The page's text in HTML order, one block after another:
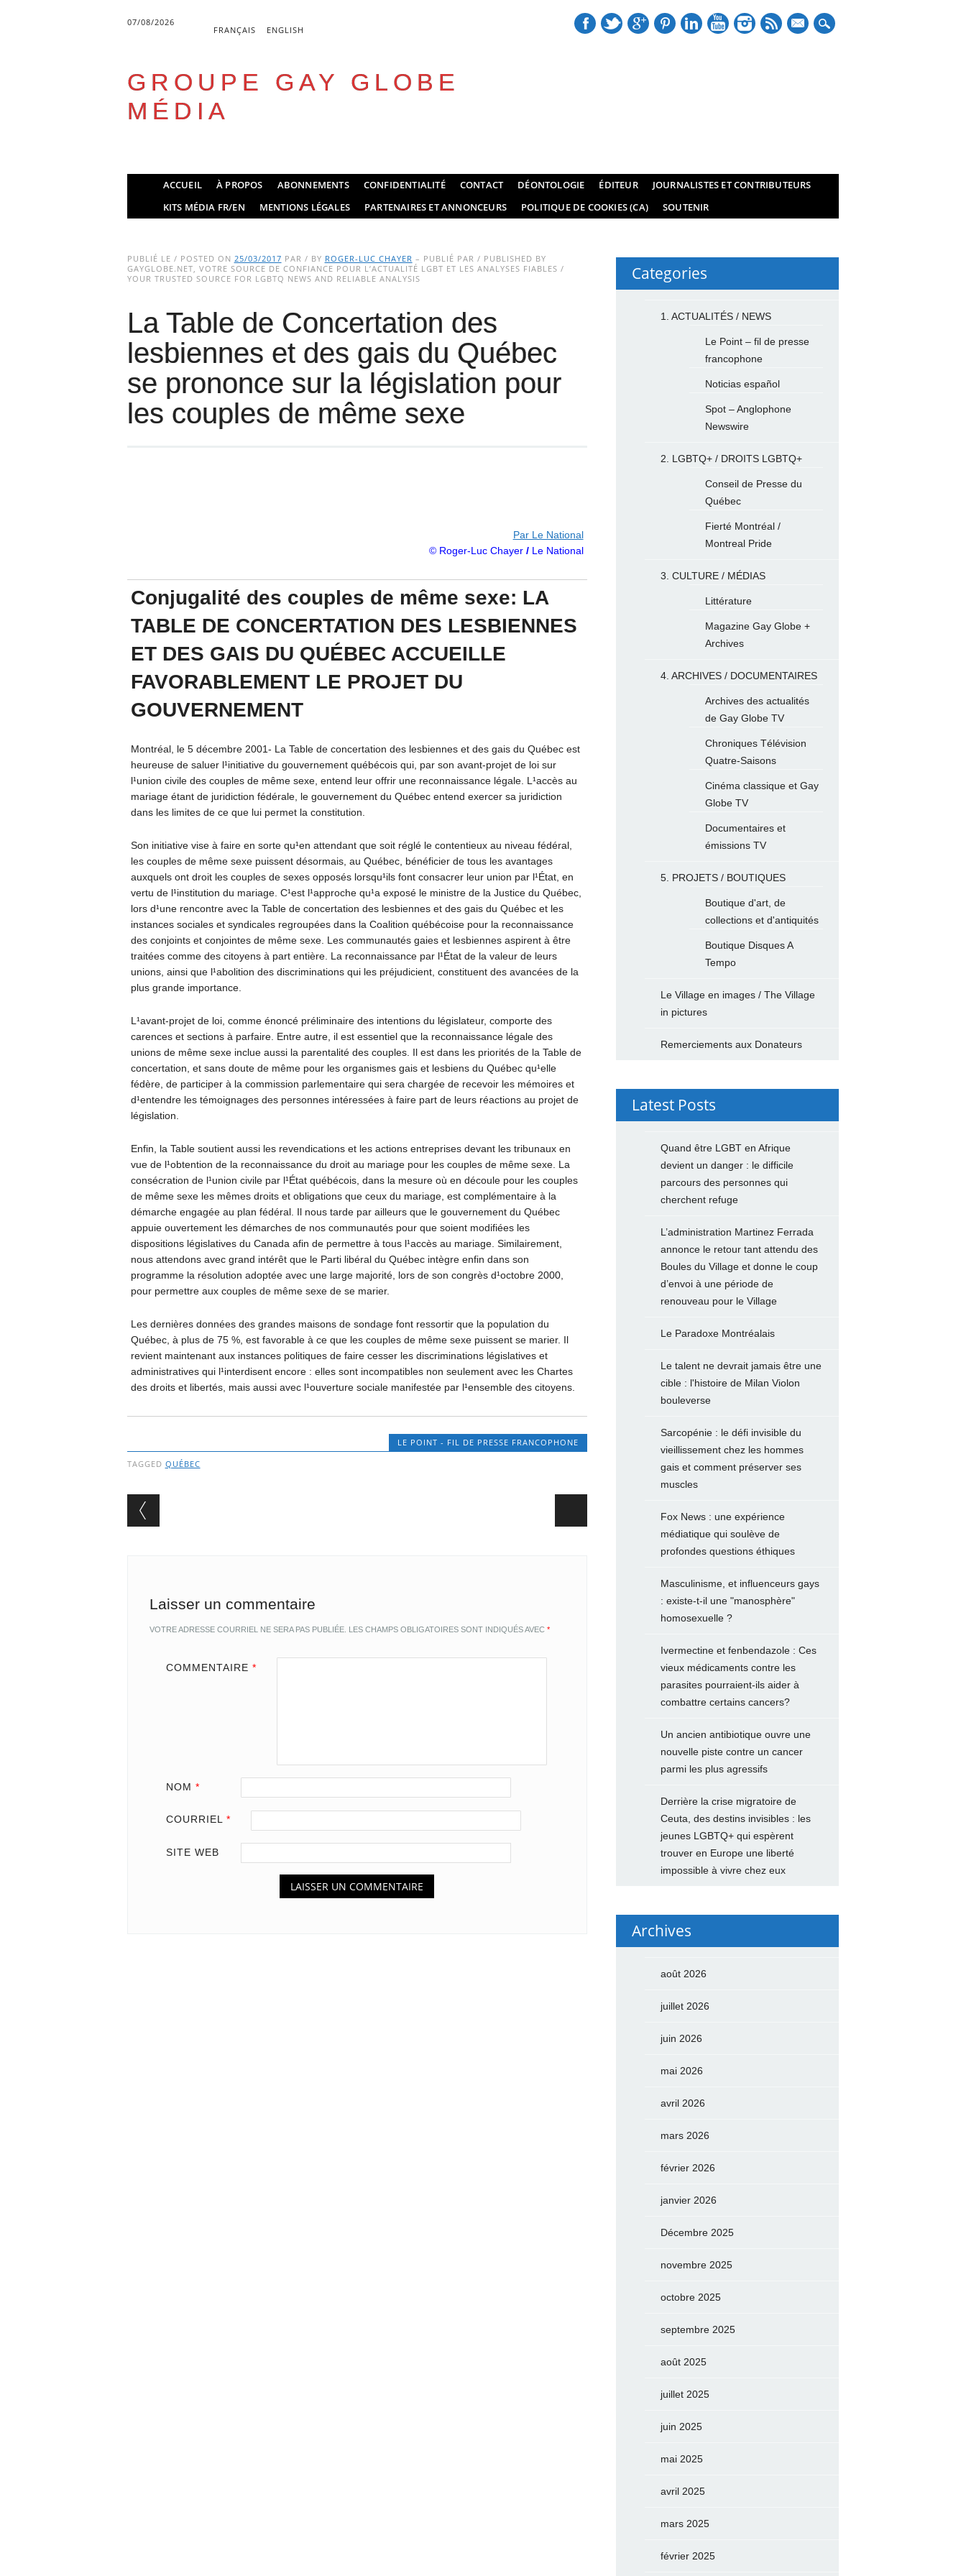
07/08/2026
FRANÇAIS ENGLISH
mail
GROUPE GAY GLOBE
MÉDIA
Main menu
ACCUEIL À PROPOS ABONNEMENTS CONFIDENTIALITÉ CONTACT DÉONTOLOGIE ÉDITEUR
JOURNALISTES ET CONTRIBUTEURS
KITS MÉDIA FR/EN
MENTIONS LÉGALES PARTENAIRES ET ANNONCEURS POLITIQUE DE COOKIES (CA) SOUTENIR
PUBLIÉ LE / POSTED ON 25/03/2017 PAR / BY ROGER-LUC CHAYER – PUBLIÉ PAR / PUBLISHED BY
GAYGLOBE.NET, VOTRE SOURCE DE CONFIANCE POUR L’ACTUALITÉ LGBT ET LES ANALYSES FIABLES /
YOUR TRUSTED SOURCE FOR LGBTQ NEWS AND RELIABLE ANALYSIS
La Table de Concertation des
lesbiennes et des gais du Québec
se prononce sur la législation pour
les couples de même sexe
Par Le National
© Roger-Luc Chayer/Le National
Conjugalité des couples de même sexe: LA
TABLE DE CONCERTATION DES LESBIENNES
ET DES GAIS DU QUÉBEC ACCUEILLE
FAVORABLEMENT LE PROJET DU
GOUVERNEMENT
Montréal, le 5 décembre 2001- La Table de concertation des lesbiennes et des gais du Québec est
heureuse de saluer l¹initiative du gouvernement québécois qui, par son avant-projet de loi sur
l¹union civile des couples de même sexe, entend leur offrir une reconnaissance légale. L¹accès au
mariage étant de juridiction fédérale, le gouvernement du Québec entend exercer sa juridiction
dans les limites de ce que lui permet la constitution.
Son initiative vise à faire en sorte qu¹en attendant que soit réglé le contentieux au niveau fédéral,
les couples de même sexe puissent désormais, au Québec, bénéficier de tous les avantages
auxquels ont droit les couples de sexes opposés lorsqu¹ils font consacrer leur union par l¹État, en
vertu de l¹institution du mariage. C¹est l¹approche qu¹a exposé le ministre de la Justice du Québec,
lors d¹une rencontre avec la Table de concertation des lesbiennes et des gais du Québec et les
instances sociales et syndicales regroupées dans la Coalition québécoise pour la reconnaissance
des conjoints et conjointes de même sexe. Les communautés gaies et lesbiennes aspirent à être
traitées comme des citoyens à part entière. La reconnaissance par l¹État de la valeur de leurs
unions, ainsi que l¹abolition des discriminations qui les préjudicient, constituent des avancées de la
plus grande importance.
L¹avant-projet de loi, comme énoncé préliminaire des intentions du législateur, comporte des
carences et sections à parfaire. Entre autre, il est essentiel que la reconnaissance légale des
unions de même sexe inclue aussi la parentalité des couples. Il est dans les priorités de la Table de
concertation, et sans doute de même pour les organismes gais et lesbiens du Québec qu¹elle
fédère, de participer à la commission parlementaire qui sera chargée de recevoir les mémoires et
d¹entendre les témoignages des personnes intéressées à faire part de leurs réactions au projet de
législation.
Enfin, la Table soutient aussi les revendications et les actions entreprises devant les tribunaux en
vue de l¹obtention de la reconnaissance du droit au mariage pour les couples de même sexe. La
consécration de l¹union civile par l¹État québécois, dans la mesure où en découle pour les couples
de même sexe les mêmes droits et obligations que ceux du mariage, est complémentaire à la
démarche engagée au plan fédéral. Il nous tarde par ailleurs que le gouvernement du Québec
appuie ouvertement les démarches de nos communautés pour que soient modifiées les
dispositions législatives du Canada afin de permettre à tous l¹accès au mariage. Similairement,
nous attendons avec grand intérêt que le Parti libéral du Québec intègre enfin dans son
programme la résolution adoptée avec une large majorité, lors de son congrès d¹octobre 2000,
pour permettre aux couples de même sexe de se marier.
Les dernières données des grandes maisons de sondage font ressortir que la population du
Québec, à plus de 75 %, est favorable à ce que les couples de même sexe puissent se marier. Il
revient maintenant aux instances politiques de faire cesser les discriminations législatives et
administratives qui l¹interdisent encore : elles sont incompatibles non seulement avec les Chartes
des droits et libertés, mais aussi avec l¹ouverture sociale manifestée par l¹ensemble des citoyens.
LE POINT - FIL DE PRESSE FRANCOPHONE
TAGGED QUÉBEC
Post navigation
Laisser un commentaire
VOTRE ADRESSE COURRIEL NE SERA PAS PUBLIÉE. LES CHAMPS OBLIGATOIRES SONT INDIQUÉS AVEC *
COMMENTAIRE *
NOM *
COURRIEL *
SITE WEB
Categories
1. ACTUALITÉS / NEWS
Le Point – fil de presse
francophone
Noticias español
Spot – Anglophone
Newswire
2. LGBTQ+ / DROITS LGBTQ+
Conseil de Presse du
Québec
Fierté Montréal /
Montreal Pride
3. CULTURE / MÉDIAS
Littérature
Magazine Gay Globe +
Archives
4. ARCHIVES / DOCUMENTAIRES
Archives des actualités
de Gay Globe TV
Chroniques Télévision
Quatre-Saisons
Cinéma classique et Gay
Globe TV
Documentaires et
émissions TV
5. PROJETS / BOUTIQUES
Boutique d'art, de
collections et d'antiquités
Boutique Disques A
Tempo
Le Village en images / The Village
in pictures
Remerciements aux Donateurs
Latest Posts
Quand être LGBT en Afrique
devient un danger : le difficile
parcours des personnes qui
cherchent refuge
L’administration Martinez Ferrada
annonce le retour tant attendu des
Boules du Village et donne le coup
d’envoi à une période de
renouveau pour le Village
Le Paradoxe Montréalais
Le talent ne devrait jamais être une
cible : l'histoire de Milan Violon
bouleverse
Sarcopénie : le défi invisible du
vieillissement chez les hommes
gais et comment préserver ses
muscles
Fox News : une expérience
médiatique qui soulève de
profondes questions éthiques
Masculinisme, et influenceurs gays
: existe-t-il une "manosphère"
homosexuelle ?
Ivermectine et fenbendazole : Ces
vieux médicaments contre les
parasites pourraient-ils aider à
combattre certains cancers?
Un ancien antibiotique ouvre une
nouvelle piste contre un cancer
parmi les plus agressifs
Derrière la crise migratoire de
Ceuta, des destins invisibles : les
jeunes LGBTQ+ qui espèrent
trouver en Europe une liberté
impossible à vivre chez eux
Archives
août 2026
juillet 2026
juin 2026
mai 2026
avril 2026
mars 2026
février 2026
janvier 2026
Décembre 2025
novembre 2025
octobre 2025
septembre 2025
août 2025
juillet 2025
juin 2025
mai 2025
avril 2025
mars 2025
février 2025